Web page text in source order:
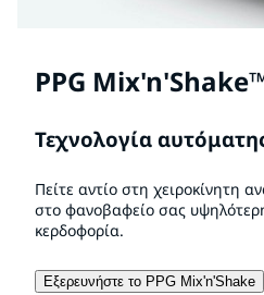
PPG
Τεχνολογία
Πείτε αντίο στη χειροκίνητη
στο φανοβαφείο σας
κερδοφορία.
Εξερευνήστε το PPG Mix'n'Shake